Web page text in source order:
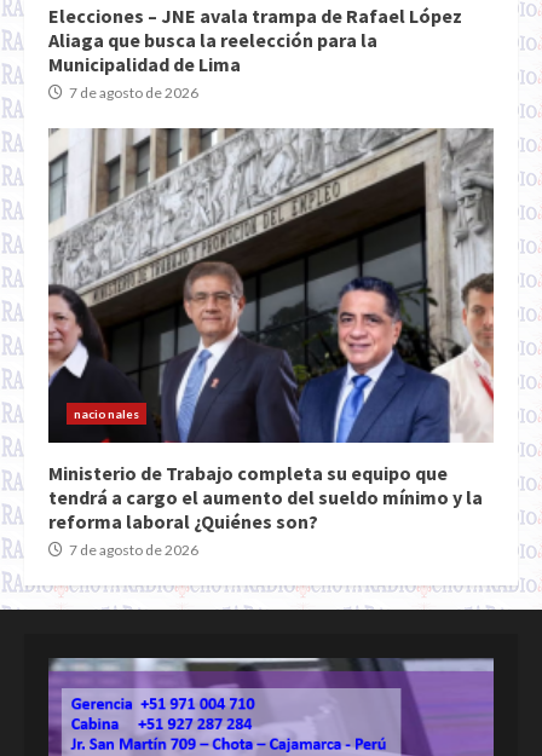
Elecciones – JNE avala trampa de Rafael López
Aliaga que busca la reelección para la
Municipalidad de Lima
7 de agosto de 2026
nacionales
Ministerio de Trabajo completa su equipo que
tendrá a cargo el aumento del sueldo mínimo y la
reforma laboral ¿Quiénes son?
7 de agosto de 2026